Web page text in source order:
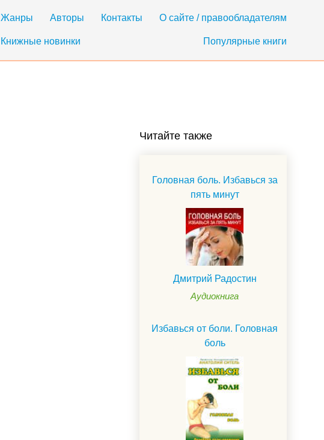
Жанры Авторы Контакты О сайте / правообладателям
Книжные новинки Популярные книги
Читайте также
Головная боль. Избавься за
пять минут
Дмитрий Радостин
Аудиокнига
Избавься от боли. Головная
боль